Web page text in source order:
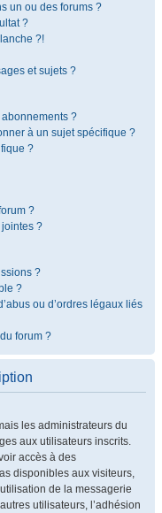
un ou des forums ?
?
?!
et sujets ?
?
à un sujet spécifique ?
?
?
?
?
?
ou d’ordres légaux liés
forum ?
les administrateurs du
aux utilisateurs inscrits.
accès à des
disponibles aux visiteurs,
de la messagerie
utilisateurs, l’adhésion